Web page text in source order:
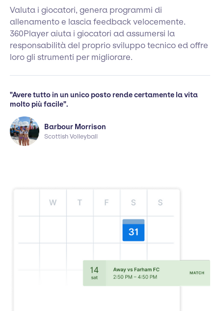
Valuta i giocatori, genera programmi di
allenamento e lascia feedback velocemente.
360Player aiuta i giocatori ad assumersi la
responsabilità del proprio sviluppo tecnico ed offre
loro gli strumenti per migliorare.
"Avere tutto in un unico posto rende certamente la vita
molto più facile".
Barbour Morrison
Scottish Volleyball